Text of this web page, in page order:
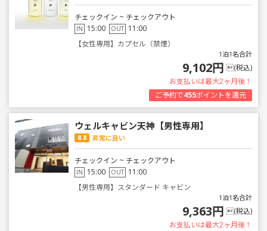
チェックイン ~ チェックアウト
IN 15:00 OUT 11:00
【女性専用】カプセル（禁煙）
1泊1名合計
9,102円 (税込)
お支払いは最大2ヶ月後！
ご予約で455ポイントを還元
ウェルキャビン天神【男性専用】
8.8 非常に良い
チェックイン ~ チェックアウト
IN 15:00 OUT 11:00
【男性専用】スタンダード キャビン
1泊1名合計
9,363円 (税込)
お支払いは最大2ヶ月後！